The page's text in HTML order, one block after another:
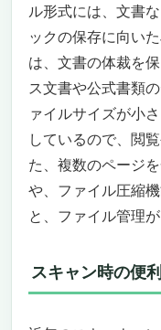
ル形式には、文書
ックの保存に向い
は、文書の体裁を
ス文書や公式書類
ァイルサイズが小
しているので、閲
た、複数のページ
や、ファイル圧縮
と、ファイル管理
スキャン時の便